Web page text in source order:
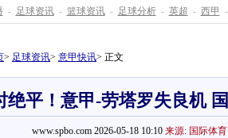
- 足球资讯 - 篮球资讯 - 足球分析 - 英超 - 西甲 -
> 足球资讯> 意甲快讯> 正文
绝平！意甲-劳塔罗失良机
www.spbo.com 2026-05-18 10:10 来源: 国际体育